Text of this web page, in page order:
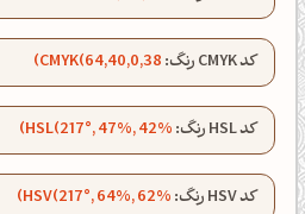
کد CMYK رنگ: CMYK(64,40,0,38)
کد HSL رنگ: HSL(217°, 47%, 42%)
کد HSV رنگ: HSV(217°, 64%, 62%)